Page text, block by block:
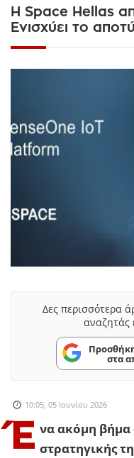
Η Space Hellas
Ενισχύει το
Δες περισσότερα
αναζητάς
στα
10:05, 05 Ιουνίου 2026
Έ να ακόμη βήμα
στρατηγικής